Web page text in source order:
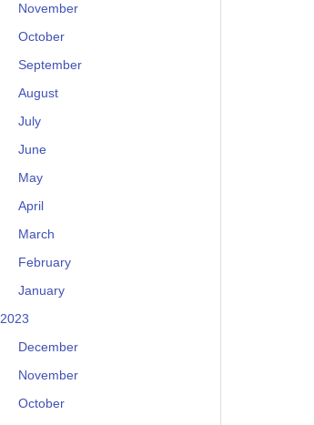
November
October
September
August
July
June
May
April
March
February
January
2023
December
November
October